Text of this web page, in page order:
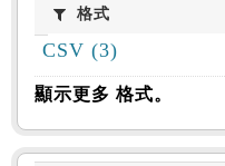
格式格式
CSV (3)
顯示更多 格式。